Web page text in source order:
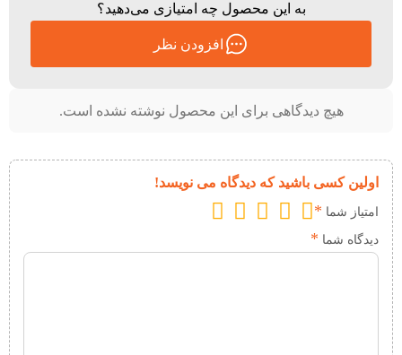
هیچ دیدگاهی برای این محصول نوشته نشده است.
اولین کسی باشید که دیدگاه می نویسد!
امتیاز شما *
دیدگاه شما *
به این محصول چه امتیازی می‌دهید؟
افزودن نظر